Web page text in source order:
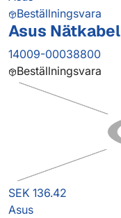
Beställningsvara
Asus Nätkabel
14009-00038800
Beställningsvara
SEK 136.42
Asus